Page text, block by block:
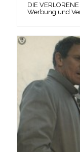
DIE
Werbung und